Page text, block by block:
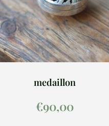
medaillon
€90,00